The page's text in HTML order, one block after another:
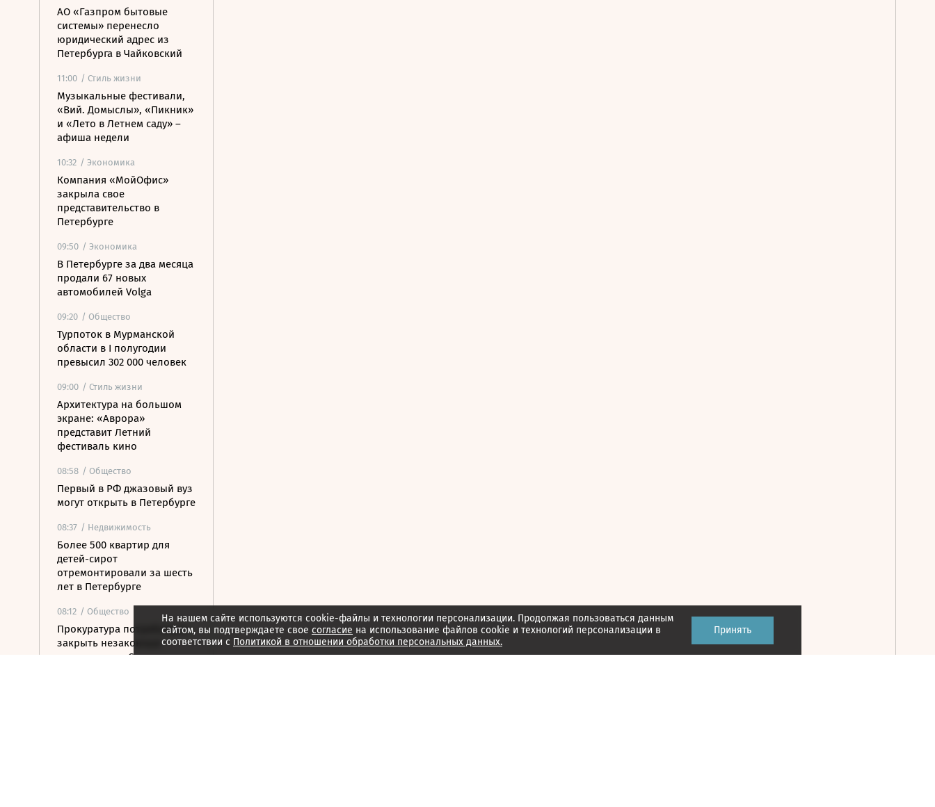
АО «Газпром бытовые
системы» перенесло
юридический адрес из
Петербурга в Чайковский
11:00 / Стиль жизни
Музыкальные фестивали,
«Вий. Домыслы», «Пикник»
и «Лето в Летнем саду» –
афиша недели
10:32 / Экономика
Компания «МойОфис»
закрыла свое
представительство в
Петербурге
09:50 / Экономика
В Петербурге за два месяца
продали 67 новых
автомобилей Volga
09:20 / Общество
Турпоток в Мурманской
области в I полугодии
превысил 302 000 человек
09:00 / Стиль жизни
Архитектура на большом
экране: «Аврора»
представит Летний
фестиваль кино
08:58 / Общество
Первый в РФ джазовый вуз
могут открыть в Петербурге
08:37 / Недвижимость
Более 500 квартир для
детей-сирот
отремонтировали за шесть
лет в Петербурге
08:12 / Общество
Прокуратура потребовала
закрыть незаконные
пансионаты в Стрельне
На нашем сайте используются cookie-файлы и технологии персонализации. Продолжая пользоваться данным
сайтом, вы подтверждаете свое согласие на использование файлов cookie и технологий персонализации в
соответствии с Политикой в отношении обработки персональных данных.
Принять